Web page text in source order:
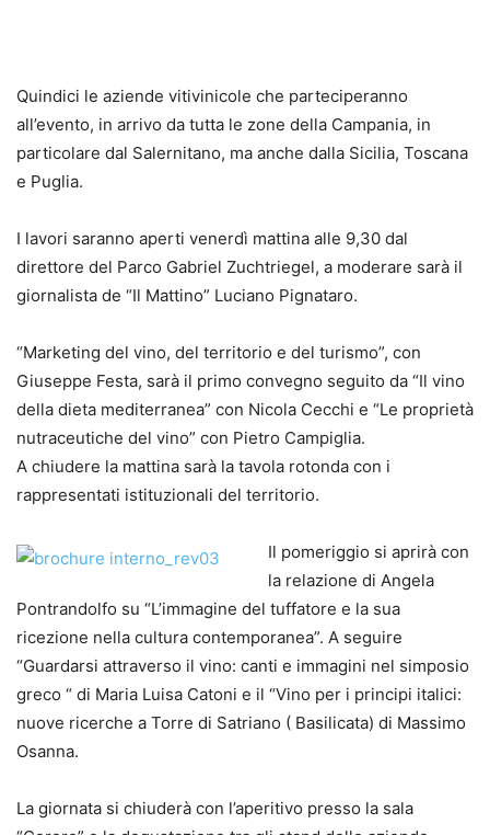
Quindici le aziende vitivinicole che parteciperanno
all’evento, in arrivo da tutta le zone della Campania, in
particolare dal Salernitano, ma anche dalla Sicilia, Toscana
e Puglia.
I lavori saranno aperti venerdì mattina alle 9,30 dal
direttore del Parco Gabriel Zuchtriegel, a moderare sarà il
giornalista de “Il Mattino” Luciano Pignataro.
“Marketing del vino, del territorio e del turismo”, con
Giuseppe Festa, sarà il primo convegno seguito da “Il vino
della dieta mediterranea” con Nicola Cecchi e “Le proprietà
nutraceutiche del vino” con Pietro Campiglia.
A chiudere la mattina sarà la tavola rotonda con i
rappresentati istituzionali del territorio.
Il pomeriggio si aprirà con
la relazione di Angela
Pontrandolfo su “L’immagine del tuffatore e la sua
ricezione nella cultura contemporanea”. A seguire
“Guardarsi attraverso il vino: canti e immagini nel simposio
greco “ di Maria Luisa Catoni e il “Vino per i principi italici:
nuove ricerche a Torre di Satriano ( Basilicata) di Massimo
Osanna.
La giornata si chiuderà con l’aperitivo presso la sala